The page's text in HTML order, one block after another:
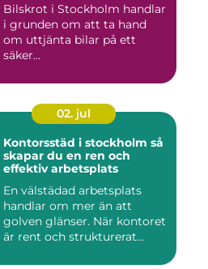
Bilskrot i Stockholm handlar
i grunden om att ta hand
om uttjänta bilar på ett
säker...
02. jul
Kontorsstäd i stockholm så
skapar du en ren och
effektiv arbetsplats
En välstädad arbetsplats
handlar om mer än att
golven glänser. När kontoret
är rent och strukturerat...